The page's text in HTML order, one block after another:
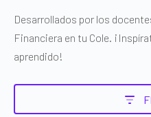
Desarrollados por los
Financiera en tu Cole.
aprendido!